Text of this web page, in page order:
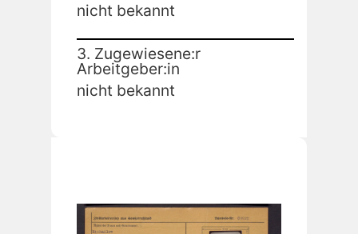
nicht bekannt
3. Zugewiesene:r
Arbeitgeber:in
nicht bekannt